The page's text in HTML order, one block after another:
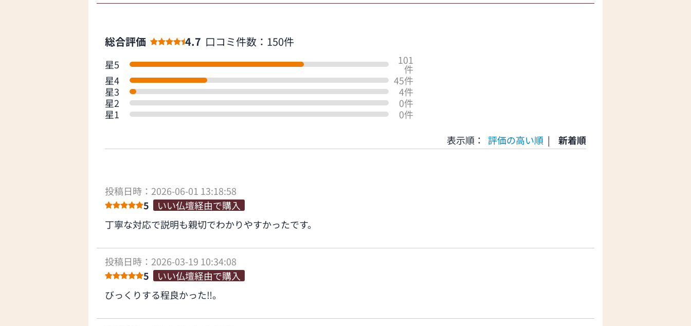
総合評価 4.7 口コミ件数：150件
星5 101
件
星4
45件
星3
4件
星2
0件
星1
0件
表示順： 評価の高い順 | 新着順
投稿日時：2026-06-01 13:18:58
5
いい仏壇経由で購入
丁寧な対応で説明も親切でわかりやすかったです。
投稿日時：2026-03-19 10:34:08
5
いい仏壇経由で購入
びっくりする程良かった‼️。